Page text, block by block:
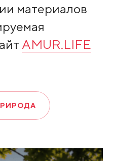
материалов
AMUR.LIFE